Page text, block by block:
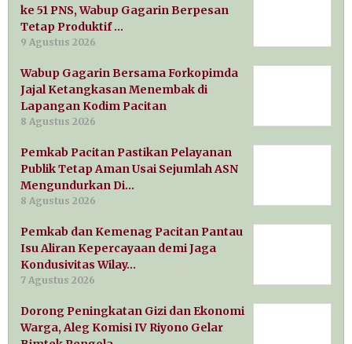
ke 51 PNS, Wabup Gagarin Berpesan
Tetap Produktif …
9 Agustus 2026
Wabup Gagarin Bersama Forkopimda
Jajal Ketangkasan Menembak di
Lapangan Kodim Pacitan
8 Agustus 2026
Pemkab Pacitan Pastikan Pelayanan
Publik Tetap Aman Usai Sejumlah ASN
Mengundurkan Di…
8 Agustus 2026
Pemkab dan Kemenag Pacitan Pantau
Isu Aliran Kepercayaan demi Jaga
Kondusivitas Wilay…
7 Agustus 2026
Dorong Peningkatan Gizi dan Ekonomi
Warga, Aleg Komisi IV Riyono Gelar